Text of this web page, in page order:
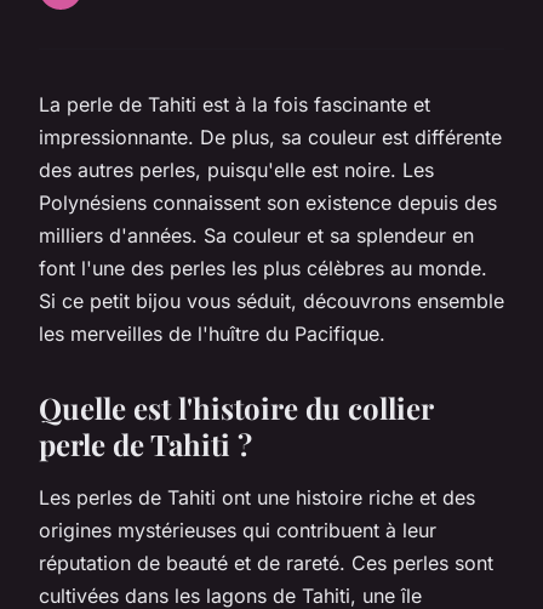
La perle de Tahiti est à la fois fascinante et
impressionnante. De plus, sa couleur est différente
des autres perles, puisqu'elle est noire. Les
Polynésiens connaissent son existence depuis des
milliers d'années. Sa couleur et sa splendeur en
font l'une des perles les plus célèbres au monde.
Si ce petit bijou vous séduit, découvrons ensemble
les merveilles de l'huître du Pacifique.
Quelle est l'histoire du collier
perle de Tahiti ?
Les perles de Tahiti ont une histoire riche et des
origines mystérieuses qui contribuent à leur
réputation de beauté et de rareté. Ces perles sont
cultivées dans les lagons de Tahiti, une île